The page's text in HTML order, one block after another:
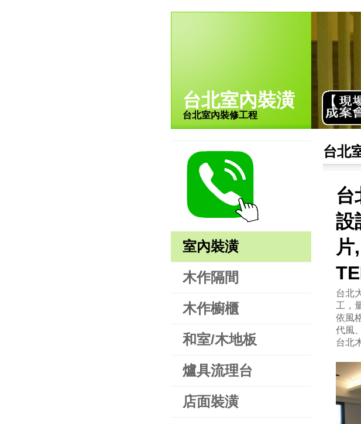
台北室內裝潢
台北室內裝修工程
室內裝潢
木作隔間
木作櫥櫃
和室/木地板
爐具流理台
店面裝潢
台北
台
設
片
台北
工，
依風
代風
台北